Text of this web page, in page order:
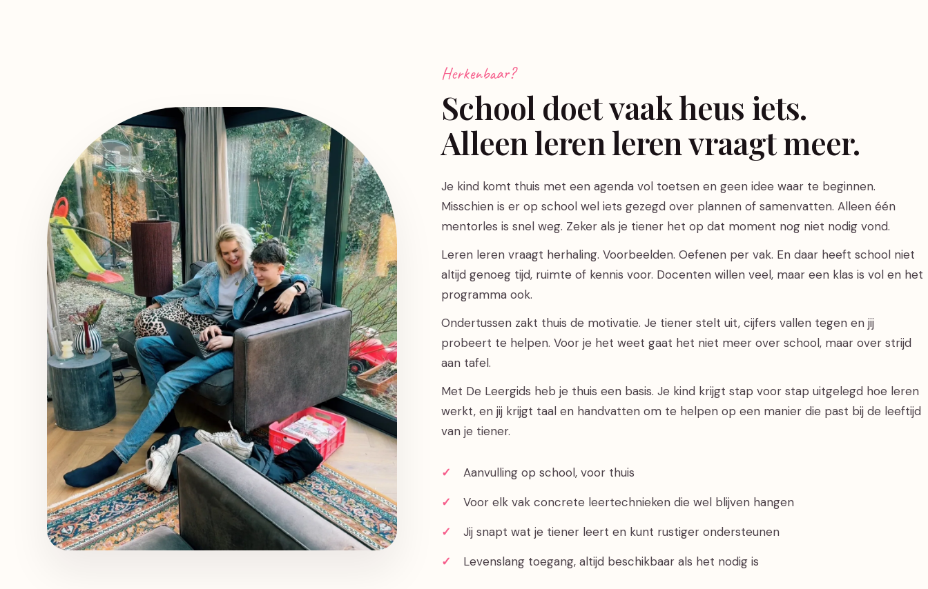
Herkenbaar?
School doet vaak heus iets.
Alleen leren leren vraagt meer.
Je kind komt thuis met een agenda vol toetsen en geen idee waar te beginnen.
Misschien is er op school wel iets gezegd over plannen of samenvatten. Alleen één
mentorles is snel weg. Zeker als je tiener het op dat moment nog niet nodig vond.
Leren leren vraagt herhaling. Voorbeelden. Oefenen per vak. En daar heeft school niet
altijd genoeg tijd, ruimte of kennis voor. Docenten willen veel, maar een klas is vol en het
programma ook.
Ondertussen zakt thuis de motivatie. Je tiener stelt uit, cijfers vallen tegen en jij
probeert te helpen. Voor je het weet gaat het niet meer over school, maar over strijd
aan tafel.
Met De Leergids heb je thuis een basis. Je kind krijgt stap voor stap uitgelegd hoe leren
werkt, en jij krijgt taal en handvatten om te helpen op een manier die past bij de leeftijd
van je tiener.
Aanvulling op school, voor thuis
Voor elk vak concrete leertechnieken die wel blijven hangen
Jij snapt wat je tiener leert en kunt rustiger ondersteunen
Levenslang toegang, altijd beschikbaar als het nodig is